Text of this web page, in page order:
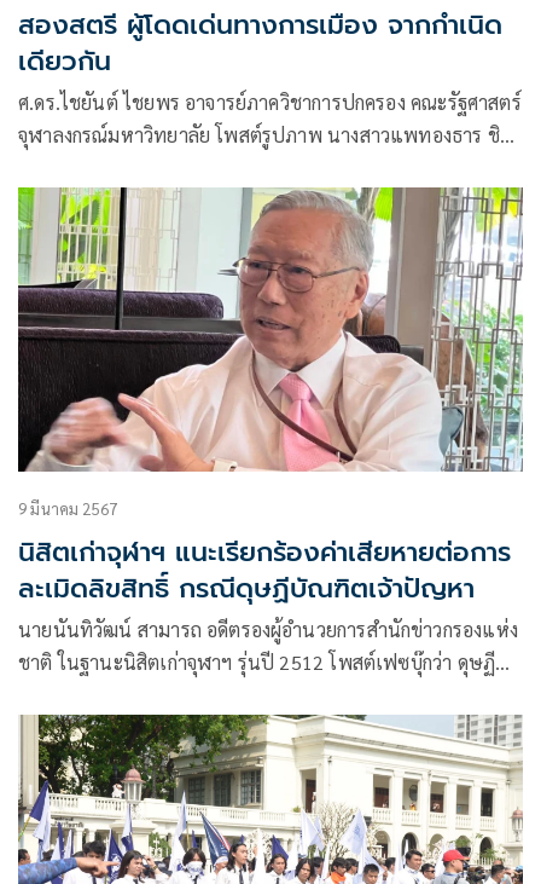
สองสตรี ผู้โดดเด่นทางการเมือง จากกำเนิด
เดียวกัน
ศ.ดร.ไชยันต์ ไชยพร อาจารย์ภาควิชาการปกครอง คณะรัฐศาสตร์
จุฬาลงกรณ์มหาวิทยาลัย โพสต์รูปภาพ นางสาวแพทองธาร ชิน
9 มีนาคม 2567
นิสิตเก่าจุฬาฯ แนะเรียกร้องค่าเสียหายต่อการ
ละเมิดลิขสิทธิ์ กรณีดุษฏีบัณฑิตเจ้าปัญหา
นายนันทิวัฒน์ สามารถ อดีตรองผู้อำนวยการสำนักข่าวกรองแห่ง
ชาติ ในฐานะนิสิตเก่าจุฬาฯ รุ่นปี 2512 โพสต์เฟซบุ๊กว่า ดุษฏี